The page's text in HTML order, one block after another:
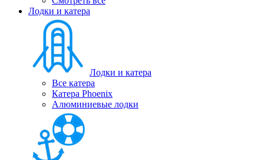
Лодки и катера
Лодки и катера
Все катера
Катера Phoenix
Алюминиевые лодки